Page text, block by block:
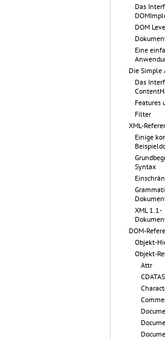
Das
DOM
Eine
Die Simple
Das
Features
Filter
XML-
Einige
Syntax
XML 1.1-
DOM-
Objekt-
Objekt-
Attr